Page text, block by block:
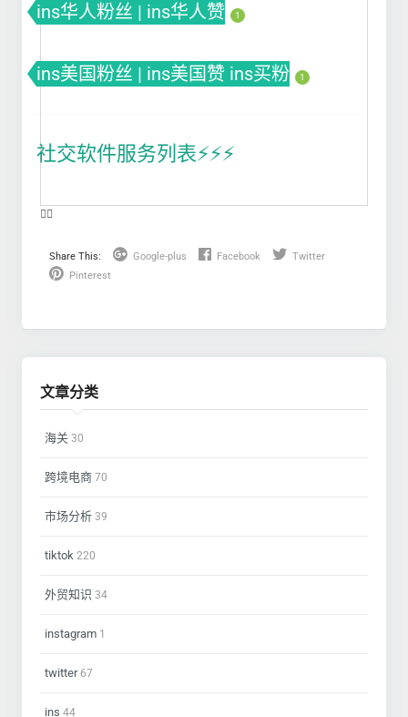
ins华人粉丝 | ins华人赞 1
ins美国粉丝 | ins美国赞 ins买粉 1
社交软件服务列表⚡️⚡️⚡️
❤️‍🔥
Share This: Google-plus Facebook
Twitter
Pinterest
文章分类
海关 30
跨境电商 70
市场分析 39
tiktok 220
外贸知识 34
instagram 1
twitter67
ins 44